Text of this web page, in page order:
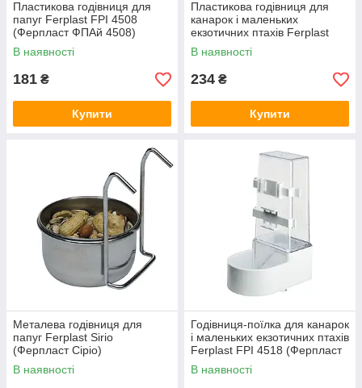
Пластикова годівниця для
папуг Ferplast FPI 4508
(Ферпласт ФПАй 4508)
В наявності
181 ₴
Купити
Пластикова годівниця для
канарок і маленьких
екзотичних птахів Ferplast
FPI 4514 (Ферпласт ФПАй
4514)
В наявності
234 ₴
Купити
Металева годівниця для
папуг Ferplast Sirio
(Ферпласт Сіріо)
В наявності
Годівниця-поїлка для канарок
і маленьких екзотичних птахів
Ferplast FPI 4518 (Ферпласт
ФПАй 4518)
В наявності